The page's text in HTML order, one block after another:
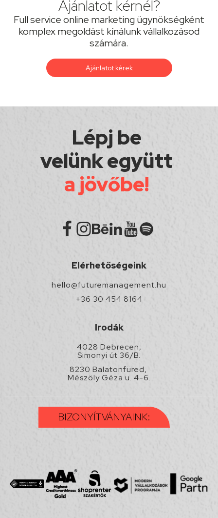
Ajánlatot kérnél?
Full service online marketing ügynökségként
komplex megoldást kínálunk vállalkozásod
számára.
Ajánlatot kérek
Lépj be
velünk együtt
a jövőbe!
Elérhetőségeink
hello@futuremanagement.hu
+36 30 454 8164
Irodák
4028 Debrecen,
Simonyi út 36/B.
8230 Balatonfüred,
Mészöly Géza u. 4-6.
BIZONYÍTVÁNYAINK: